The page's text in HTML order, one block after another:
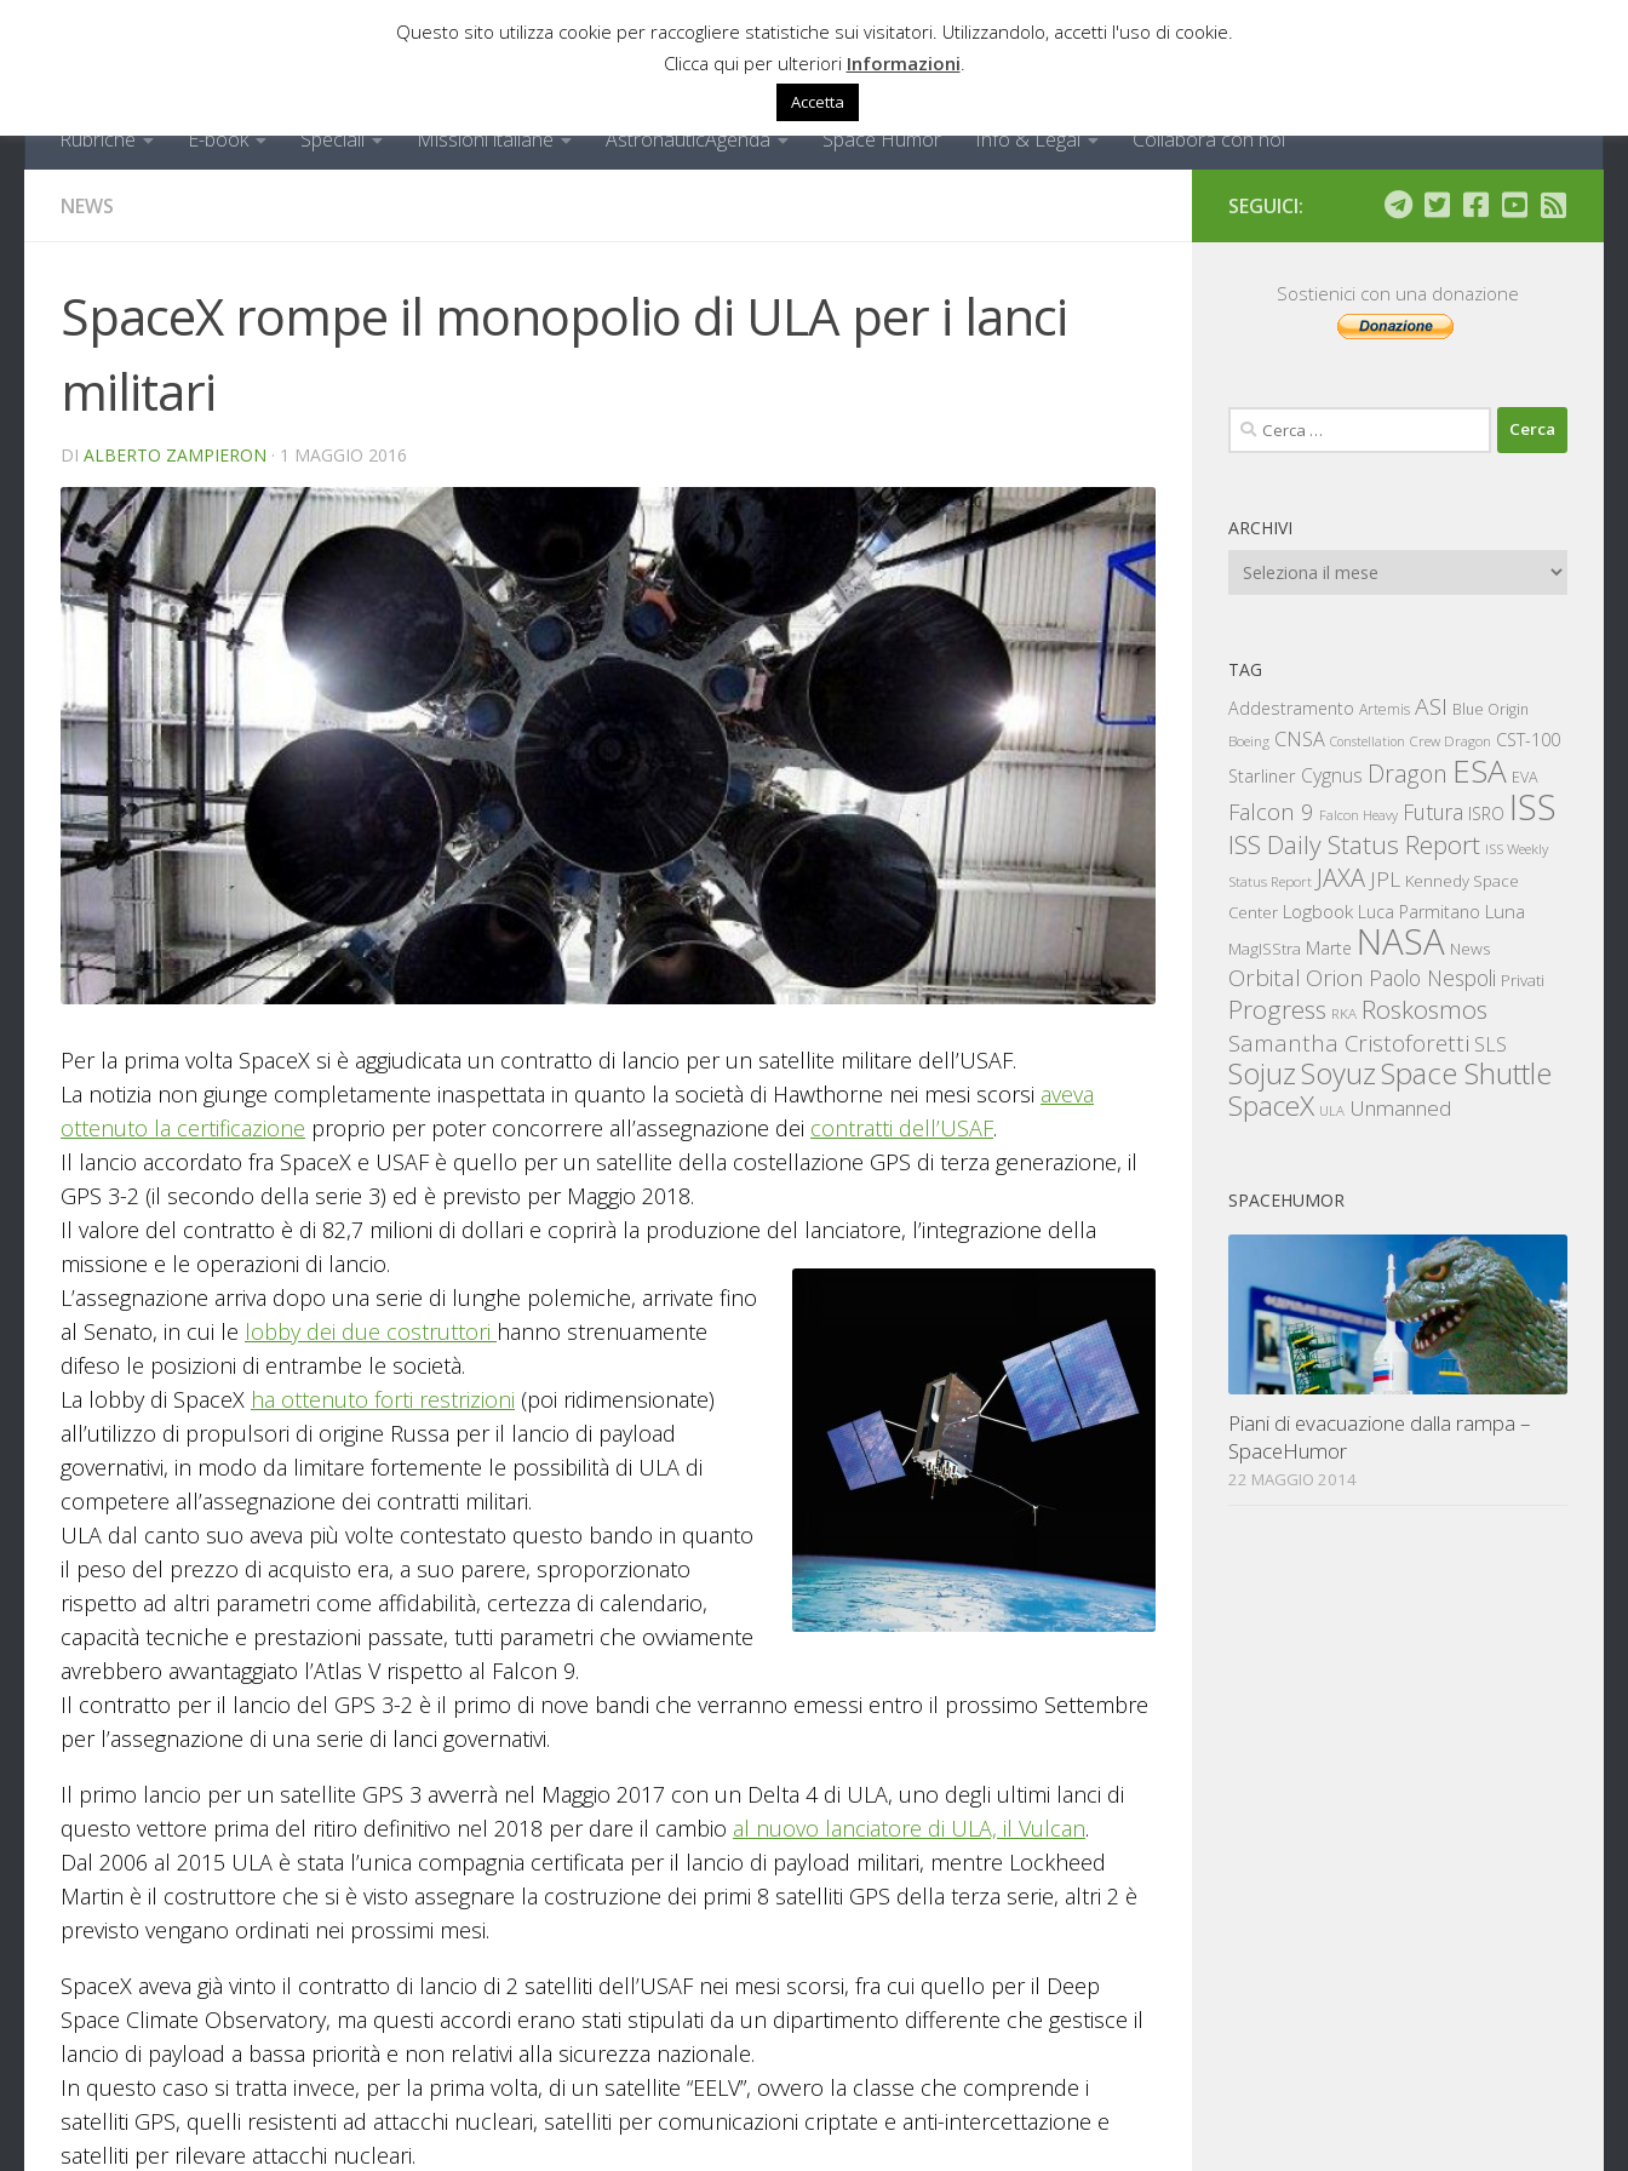
Rubriche E-book Speciali Missioni italiane AstronauticAgenda Space Humor Info & Legal Collabora con noi
NEWS
SpaceX rompe il monopolio di ULA per i lanci
militari
DI ALBERTO ZAMPIERON · 1 MAGGIO 2016
Per la prima volta SpaceX si è aggiudicata un contratto di lancio per un satellite militare dell’USAF.
La notizia non giunge completamente inaspettata in quanto la società di Hawthorne nei mesi scorsi aveva
ottenuto la certificazione proprio per poter concorrere all’assegnazione dei contratti dell’USAF.
Il lancio accordato fra SpaceX e USAF è quello per un satellite della costellazione GPS di terza generazione, il
GPS 3-2 (il secondo della serie 3) ed è previsto per Maggio 2018.
Il valore del contratto è di 82,7 milioni di dollari e coprirà la produzione del lanciatore, l’integrazione della
missione e le operazioni di lancio.
L’assegnazione arriva dopo una serie di lunghe polemiche, arrivate fino
al Senato, in cui le lobby dei due costruttori hanno strenuamente
difeso le posizioni di entrambe le società.
La lobby di SpaceX ha ottenuto forti restrizioni (poi ridimensionate)
all’utilizzo di propulsori di origine Russa per il lancio di payload
governativi, in modo da limitare fortemente le possibilità di ULA di
competere all’assegnazione dei contratti militari.
ULA dal canto suo aveva più volte contestato questo bando in quanto
il peso del prezzo di acquisto era, a suo parere, sproporzionato
rispetto ad altri parametri come affidabilità, certezza di calendario,
capacità tecniche e prestazioni passate, tutti parametri che ovviamente
avrebbero avvantaggiato l’Atlas V rispetto al Falcon 9.
Il contratto per il lancio del GPS 3-2 è il primo di nove bandi che verranno emessi entro il prossimo Settembre
per l’assegnazione di una serie di lanci governativi.
Il primo lancio per un satellite GPS 3 avverrà nel Maggio 2017 con un Delta 4 di ULA, uno degli ultimi lanci di
questo vettore prima del ritiro definitivo nel 2018 per dare il cambio al nuovo lanciatore di ULA, il Vulcan.
Dal 2006 al 2015 ULA è stata l’unica compagnia certificata per il lancio di payload militari, mentre Lockheed
Martin è il costruttore che si è visto assegnare la costruzione dei primi 8 satelliti GPS della terza serie, altri 2 è
previsto vengano ordinati nei prossimi mesi.
SpaceX aveva già vinto il contratto di lancio di 2 satelliti dell’USAF nei mesi scorsi, fra cui quello per il Deep
Space Climate Observatory, ma questi accordi erano stati stipulati da un dipartimento differente che gestisce il
lancio di payload a bassa priorità e non relativi alla sicurezza nazionale.
In questo caso si tratta invece, per la prima volta, di un satellite “EELV”, ovvero la classe che comprende i
satelliti GPS, quelli resistenti ad attacchi nucleari, satelliti per comunicazioni criptate e anti-intercettazione e
satelliti per rilevare attacchi nucleari.
SEGUICI:
Sostienici con una donazione
Ricerca
per:
ARCHIVI
Archivi
TAG
Addestramento Artemis ASI Blue Origin
Boeing CNSA Constellation Crew Dragon CST-100
Starliner Cygnus Dragon ESA EVA
Falcon 9 Falcon Heavy Futura ISRO ISS
ISS Daily Status Report ISS Weekly
Status Report JAXA JPL Kennedy Space
Center Logbook Luca Parmitano Luna
MagISStra Marte NASA News
Orbital Orion Paolo Nespoli Privati
Progress RKA Roskosmos
Samantha Cristoforetti SLS
SojuzSoyuzSpace Shuttle
SpaceX ULA Unmanned
SPACEHUMOR
Piani di evacuazione dalla rampa –
SpaceHumor
22 MAGGIO 2014
Questo sito utilizza cookie per raccogliere statistiche sui visitatori. Utilizzandolo, accetti l'uso di cookie.
Clicca qui per ulteriori Informazioni
Accetta